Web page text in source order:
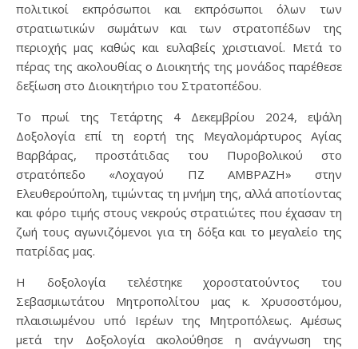
πολιτικοί εκπρόσωποι και εκπρόσωποι όλων των
στρατιωτικών σωμάτων και των στρατοπέδων της
περιοχής μας καθώς και ευλαβείς χριστιανοί. Μετά το
πέρας της ακολουθίας ο Διοικητής της μονάδος παρέθεσε
δεξίωση στο Διοικητήριο του Στρατοπέδου.
Το πρωί της Τετάρτης 4 Δεκεμβρίου 2024, εψάλη
Δοξολογία επί τη εορτή της Μεγαλομάρτυρος Αγίας
Βαρβάρας, προστάτιδας του Πυροβολικού στο
στρατόπεδο «Λοχαγού ΠΖ ΑΜΒΡΑΖΗ» στην
Ελευθερούπολη, τιμώντας τη μνήμη της, αλλά αποτίοντας
και φόρο τιμής στους νεκρούς στρατιώτες που έχασαν τη
ζωή τους αγωνιζόμενοι για τη δόξα και το μεγαλείο της
πατρίδας μας.
Η δοξολογία τελέστηκε χοροστατούντος του
Σεβασμιωτάτου Μητροπολίτου μας κ. Χρυσοστόμου,
πλαισιωμένου υπό Ιερέων της Μητροπόλεως. Αμέσως
μετά την Δοξολογία ακολούθησε η ανάγνωση της